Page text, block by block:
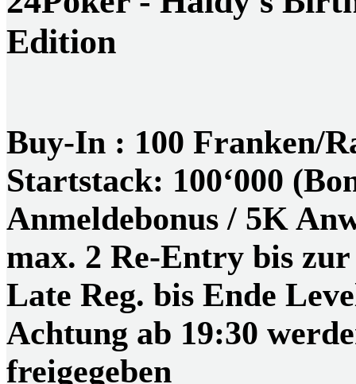
Edition
Buy-In : 100 Franken/
Startstack: 100‘000
Anmeldebonus / 5K
max. 2 Re-Entry bis zur
Late Reg. bis Ende
Achtung ab 19:30
freigegeben